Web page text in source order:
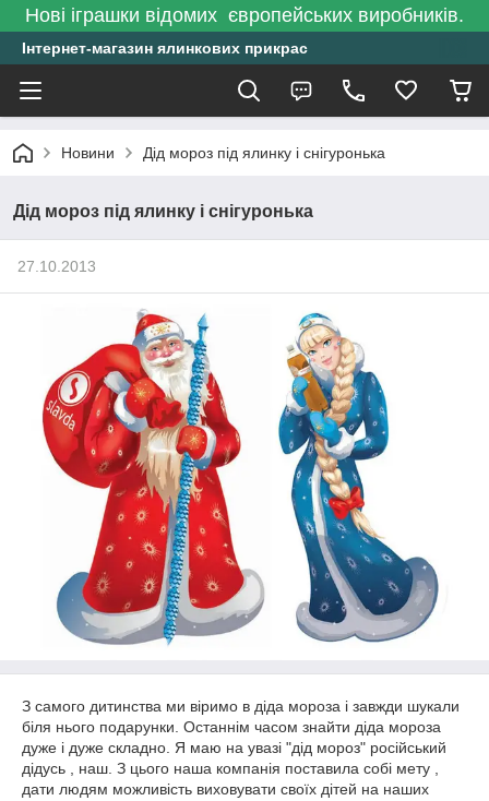
Нові іграшки відомих європейських виробників.
Інтернет-магазин ялинкових прикрас
Новини Дід мороз під ялинку і снігуронька
Дід мороз під ялинку і снігуронька
27.10.2013
З самого дитинства ми віримо в діда мороза і завжди шукали
біля нього подарунки. Останнім часом знайти діда мороза
дуже і дуже складно. Я маю на увазі "дід мороз" російський
дідусь , наш. З цього наша компанія поставила собі мету ,
дати людям можливість виховувати своїх дітей на наших